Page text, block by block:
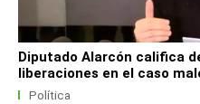
Diputado Alarcón califica
liberaciones en el caso
Política